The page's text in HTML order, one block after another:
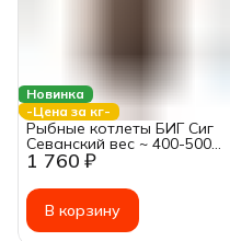
Новинка
-Цена за кг-
1 760 ₽
Рыбные котлеты БИГ Сиг
Севанский вес ~ 400-500г
~Цена за: 1кг
В корзину